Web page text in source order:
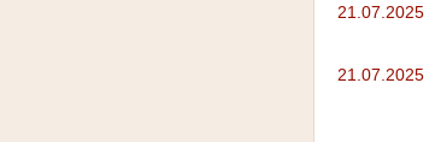
21.07.2025
21.07.2025